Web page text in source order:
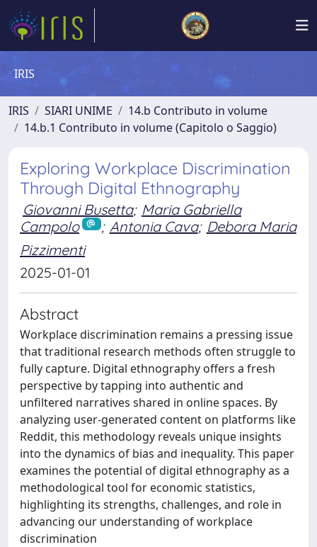
IRIS
IRIS SIARI UNIME
14.b Contributo in volume
14.b.1 Contributo in volume (Capitolo o Saggio)
Exploring Workplace Discrimination
Through Digital Ethnography
Giovanni Busetta; Maria Gabriella
Campolo
; Antonia Cava; Debora Maria
Pizzimenti
2025-01-01
Abstract
Workplace discrimination remains a pressing issue
that traditional research methods often struggle to
fully capture. Digital ethnography offers a fresh
perspective by tapping into authentic and
unfiltered narratives shared in online spaces. By
analyzing user-generated content on platforms like
Reddit, this methodology reveals unique insights
into the dynamics of bias and inequality. This paper
examines the potential of digital ethnography as a
methodological tool for economic statistics,
highlighting its strengths, challenges, and role in
advancing our understanding of workplace
discrimination